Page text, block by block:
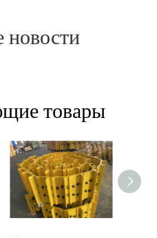
товары